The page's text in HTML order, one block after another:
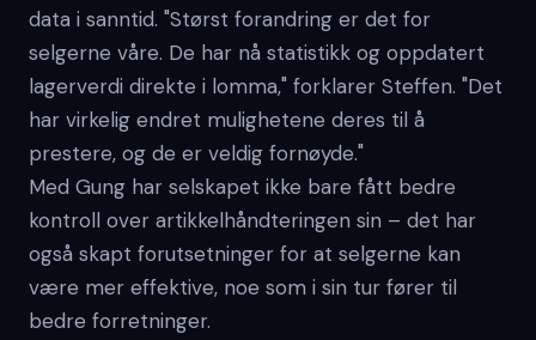
data i sanntid. "Størst forandring er det for
selgerne våre. De har nå statistikk og oppdatert
lagerverdi direkte i lomma," forklarer Steffen. "Det
har virkelig endret mulighetene deres til å
prestere, og de er veldig fornøyde."
Med Gung har selskapet ikke bare fått bedre
kontroll over artikkelhåndteringen sin – det har
også skapt forutsetninger for at selgerne kan
være mer effektive, noe som i sin tur fører til
bedre forretninger.